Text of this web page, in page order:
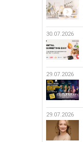
30.07.2026
29.07.2026
29.07.2026